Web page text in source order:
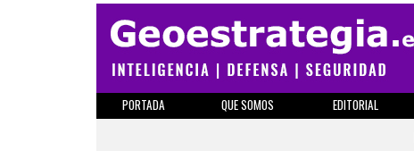
PORTADA QUE SOMOS EDITORIAL